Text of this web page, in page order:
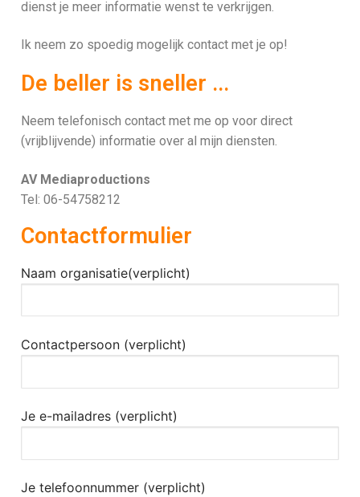
dienst je meer informatie wenst te verkrijgen.
Ik neem zo spoedig mogelijk contact met je op!
De beller is sneller ...
Neem telefonisch contact met me op voor direct
(vrijblijvende) informatie over al mijn diensten.
AV Mediaproductions
Tel: 06-54758212
Contactformulier
Naam organisatie(verplicht)
Contactpersoon (verplicht)
Je e-mailadres (verplicht)
Je telefoonnummer (verplicht)